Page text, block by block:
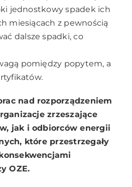
jednostkowy spadek ich
miesiącach z pewnością
dalsze spadki, co
pomiędzy popytem, a
nad rozporządzeniem
zrzeszające
jak i odbiorców energii
które przestrzegały
OZE.